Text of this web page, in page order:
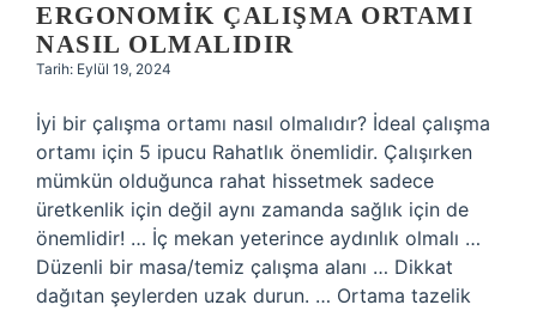
ERGONOMIK ÇALIŞMA ORTAMI
NASIL OLMALIDIR
Tarih: Eylül 19, 2024
İyi bir çalışma ortamı nasıl olmalıdır? İdeal çalışma
ortamı için 5 ipucu Rahatlık önemlidir. Çalışırken
mümkün olduğunca rahat hissetmek sadece
üretkenlik için değil aynı zamanda sağlık için de
önemlidir! … İç mekan yeterince aydınlık olmalı …
Düzenli bir masa/temiz çalışma alanı … Dikkat
dağıtan şeylerden uzak durun. … Ortama tazelik